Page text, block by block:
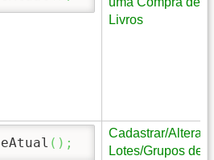
Livros
( ) ;
Cadastrar/Alterar
Lotes/Grupos de